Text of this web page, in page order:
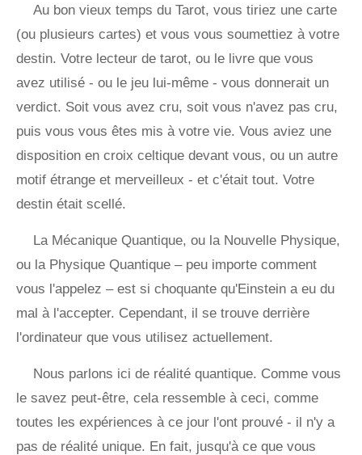
Au bon vieux temps du Tarot, vous tiriez une carte
(ou plusieurs cartes) et vous vous soumettiez à votre
destin. Votre lecteur de tarot, ou le livre que vous
avez utilisé - ou le jeu lui-même - vous donnerait un
verdict. Soit vous avez cru, soit vous n'avez pas cru,
puis vous vous êtes mis à votre vie. Vous aviez une
disposition en croix celtique devant vous, ou un autre
motif étrange et merveilleux - et c'était tout. Votre
destin était scellé.
La Mécanique Quantique, ou la Nouvelle Physique,
ou la Physique Quantique – peu importe comment
vous l'appelez – est si choquante qu'Einstein a eu du
mal à l'accepter. Cependant, il se trouve derrière
l'ordinateur que vous utilisez actuellement.
Nous parlons ici de réalité quantique. Comme vous
le savez peut-être, cela ressemble à ceci, comme
toutes les expériences à ce jour l'ont prouvé - il n'y a
pas de réalité unique. En fait, jusqu'à ce que vous